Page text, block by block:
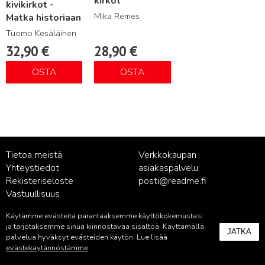
kivikirkot -
Matka historiaan
Tuomo Kesäläinen
32,90 €
OSTA
Mika Remes
28,90€
OSTA
Tietoa meistä
Yhteystiedot
Rekisteriseloste
Vastuullisuus
Verkkokaupan
asiakaspalvelu:
posti@readme.fi
Kustantamon asiakaspalvelu:
palvelu@readme.fi
Käytämme evästeitä parantaaksemme käyttökokemustasi
ja tarjotaksemme sinua kiinnostavaa sisältöä. Käyttämällä
palvelua hyväksyt evästeiden käytön. Lue lisää
evästekäytännöstämme.
JATKA